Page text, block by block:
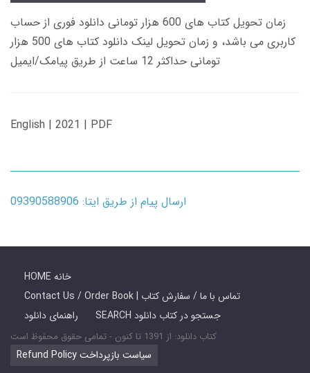
زمان تحویل کتاب های 600 هزار تومانی دانلود فوری از حساب
کاربری می باشد، و زمان تحویل لینک دانلود کتاب های 500 هزار
تومانی حداکثر 12 ساعت از طریق پیامک/ایمیل
English | 2021 | PDF
ارسال پیام از طریق ایتا: 09390588906
HOME خانه
Contact Us / Order Book | تماس با ما / سفارش کتاب
راهنمای دانلود
SEARCH جستجو در کتاب دانلود
کتاب دانلود: از 1391 تا کنون - تمامی حقوق محفوظ است
Refund Policy سیاست بازپرداخت